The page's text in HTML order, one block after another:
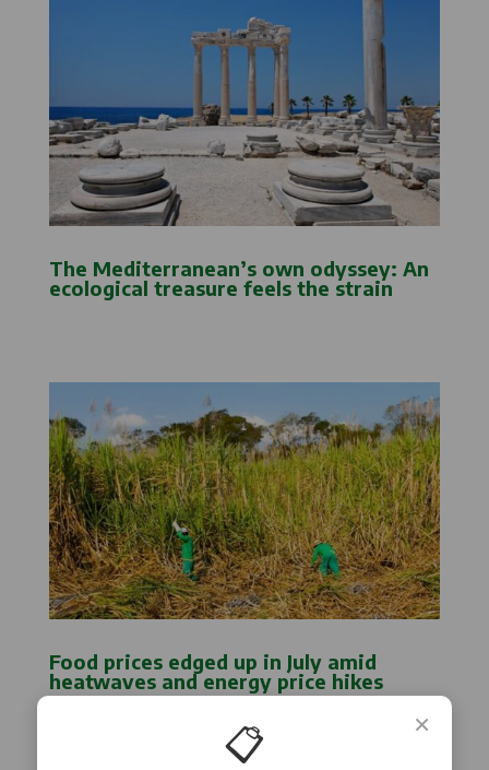
The Mediterranean’s own odyssey: An
ecological treasure feels the strain
Food prices edged up in July amid
heatwaves and energy price hikes
×
📋